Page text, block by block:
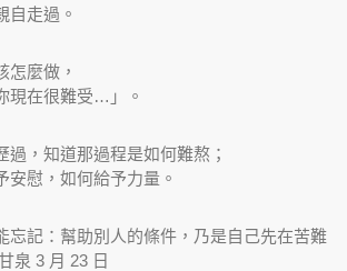
自走過。
怎麼做，
現在很難受…」。
過，知道那過程是如何難熬；
安慰，如何給予力量。
忘記：幫助別人的條件，乃是自己先在苦難
泉 3 月 23 日